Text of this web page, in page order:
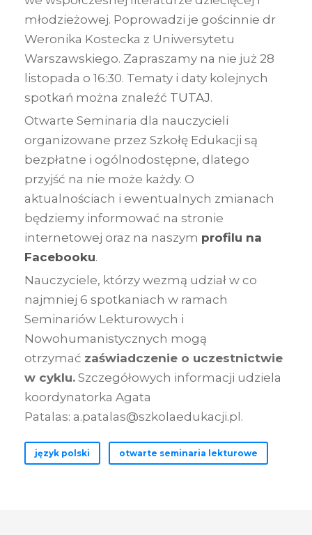
młodzieżowej. Poprowadzi je gościnnie dr
Weronika Kostecka z Uniwersytetu
Warszawskiego. Zapraszamy na nie już 28
listopada o 16:30. Tematy i daty kolejnych
spotkań można znaleźć TUTAJ.
Otwarte Seminaria dla nauczycieli
organizowane przez Szkołę Edukacji są
bezpłatne i ogólnodostępne, dlatego
przyjść na nie może każdy. O
aktualnościach i ewentualnych zmianach
będziemy informować na stronie
internetowej oraz na naszym profilu na
Facebooku.
Nauczyciele, którzy wezmą udział w co
najmniej 6 spotkaniach w ramach
Seminariów Lekturowych i
Nowohumanistycznych mogą
otrzymać zaświadczenie o uczestnictwie
w cyklu. Szczegółowych informacji udziela
koordynatorka Agata
Patalas: a.patalas@szkolaedukacji.pl.
język polski otwarte seminaria lekturowe